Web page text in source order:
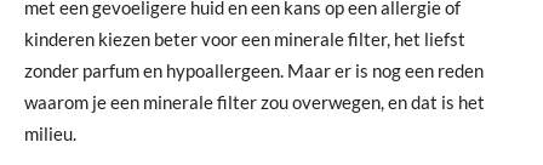
met een gevoeligere huid en een kans op een allergie of
kinderen kiezen beter voor een minerale filter, het liefst
zonder parfum en hypoallergeen. Maar er is nog een reden
waarom je een minerale filter zou overwegen, en dat is het
milieu.